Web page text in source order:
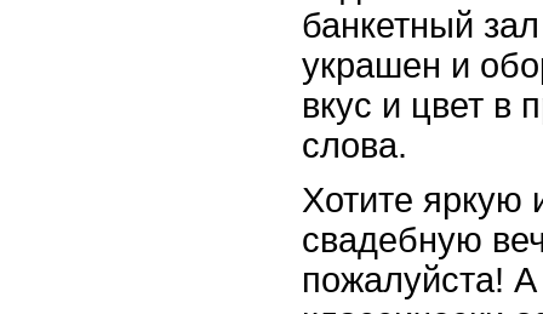
банкетный
украшен и
вкус и цвет в
слова.
Хотите яркую
свадебную
пожалуйста!